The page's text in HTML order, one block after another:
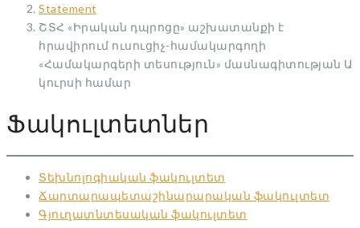
Statement
ՇՏՀ «Իրական դպրոցը» աշխատանքի է
հրավիրում ուսուցիչ-համակարգողի
«Համակարգերի տեսություն» մասնագիտության Ա
կուրսի համար
Ֆակուլտետներ
Տեխնոլոգիական ֆակուլտետ
Ճարտարապետաշինարարական ֆակուլտետ
Գյուղատնտեսական ֆակուլտետ